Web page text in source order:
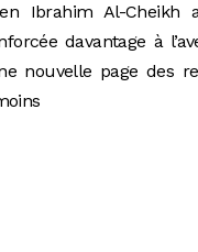
Ibrahim Al-
davantage à
nouvelle page des